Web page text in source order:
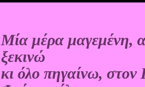
Μία μέρα μαγεμένη,
ξεκινώ
κι όλο πηγαίνω,